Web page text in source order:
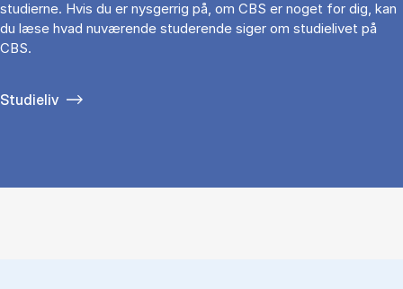
studierne. Hvis du er nysgerrig på, om CBS er noget for dig, kan
du læse hvad nuværende studerende siger om studielivet på
CBS.
Studieliv